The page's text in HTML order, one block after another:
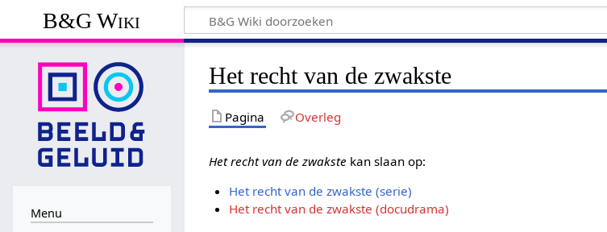
B&G Wiki
Het recht van de zwakste
Pagina Overleg
Het recht van de zwakste kan slaan op:
Het recht van de zwakste (serie)
Het recht van de zwakste (docudrama)
Menu